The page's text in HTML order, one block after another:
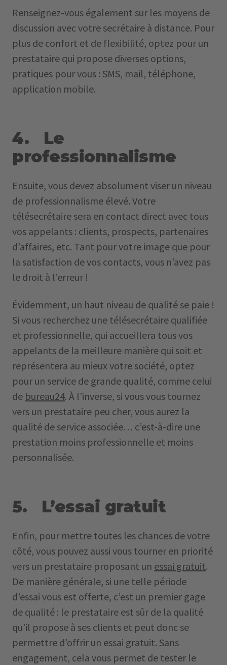
Renseignez-vous également sur les moyens de
discussion avec votre secrétaire à distance. Pour
plus de confort et de flexibilité, optez pour un
prestataire qui propose diverses options,
pratiques pour vous : SMS, mail, téléphone,
application mobile.
4. Le
professionnalisme
Ensuite, vous devez absolument viser un niveau
de professionnalisme élevé. Votre
télésecrétaire sera en contact direct avec tous
vos appelants : clients, prospects, partenaires
d’affaires, etc. Tant pour votre image que pour
la satisfaction de vos contacts, vous n’avez pas
le droit à l’erreur !
Évidemment, un haut niveau de qualité se paie !
Si vous recherchez une télésecrétaire qualifiée
et professionnelle, qui accueillera tous vos
appelants de la meilleure manière qui soit et
représentera au mieux votre société, optez
pour un service de grande qualité, comme celui
de bureau24. À l’inverse, si vous vous tournez
vers un prestataire peu cher, vous aurez la
qualité de service associée… c’est-à-dire une
prestation moins professionnelle et moins
personnalisée.
5. L’essai gratuit
Enfin, pour mettre toutes les chances de votre
côté, vous pouvez aussi vous tourner en priorité
vers un prestataire proposant un essai gratuit.
De manière générale, si une telle période
d’essai vous est offerte, c’est un premier gage
de qualité : le prestataire est sûr de la qualité
qu’il propose à ses clients et peut donc se
permettre d’offrir un essai gratuit. Sans
engagement, cela vous permet de tester le